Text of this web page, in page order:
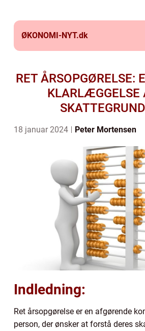
ØKONOMI-NYT.dk
RET ÅRSOPGØRELSE:
KLARLÆGGELSE
18 januar 2024 Peter Mortensen
Indledning:
Ret årsopgørelse er en afgørende
person, der ønsker at forstå deres